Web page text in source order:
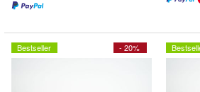
- 20%
Bestseller